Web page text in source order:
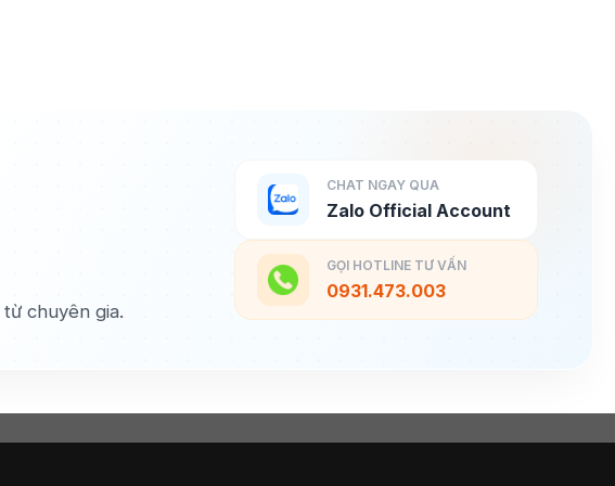
chuyên gia.
CHAT NGAY QUA
Zalo Official Account
GỌI HOTLINE TƯ VẤN
0931.473.003